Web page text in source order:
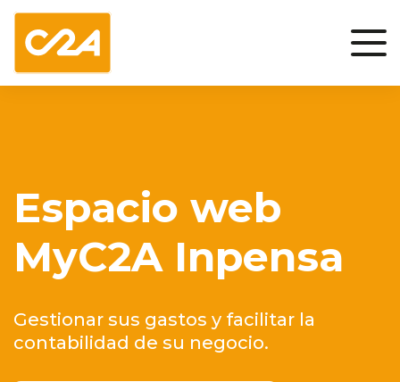
Espacio web
MyC2A Inpensa
Gestionar sus gastos y facilitar la
contabilidad de su negocio.